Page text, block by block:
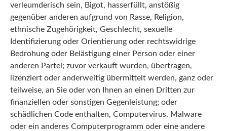
verleumderisch sein, Bigot, hasserfüllt, anstößig
gegenüber anderen aufgrund von Rasse, Religion,
ethnische Zugehörigkeit, Geschlecht, sexuelle
Identifizierung oder Orientierung oder rechtswidrige
Bedrohung oder Belästigung einer Person oder einer
anderen Partei; zuvor verkauft wurden, übertragen,
lizenziert oder anderweitig übermittelt werden, ganz oder
teilweise, an Sie oder von Ihnen an einen Dritten zur
finanziellen oder sonstigen Gegenleistung; oder
schädlichen Code enthalten, Computervirus, Malware
oder ein anderes Computerprogramm oder eine andere